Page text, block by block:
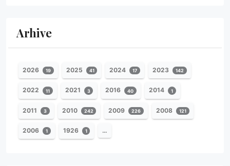
Arhive
2026 19 2025 41 2024 17 2023 142
2022 11 2021 3 2016 40 2014 1
2011 3 2010 242 2009 226 2008 121
2006 1 1926 1 …